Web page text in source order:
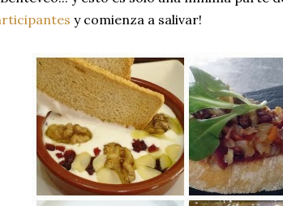
y comienza a salivar!